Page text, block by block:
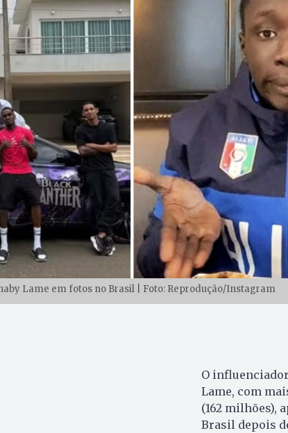
Lame em fotos no Brasil | Foto: Reprodução/Instagram
O
Lame, com
(162 milhões),
Brasil depois